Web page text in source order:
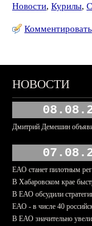
Новости, Курилы,
Комментировать
НОВОСТИ
Дмитрий Демешин
ЕАО станет пилотным
В Хабаровском крае
В ЕАО обсудили
ЕАО - в числе 40
В ЕАО значительно